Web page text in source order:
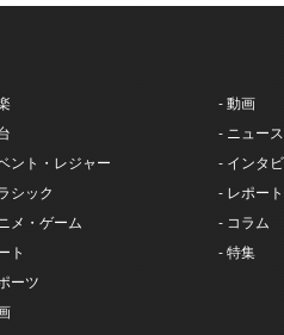
ント・レジャー
シック
メ・ゲーム
ト
ーツ
- 動画
- ニュース
- インタ
- レポート
- コラム
- 特集